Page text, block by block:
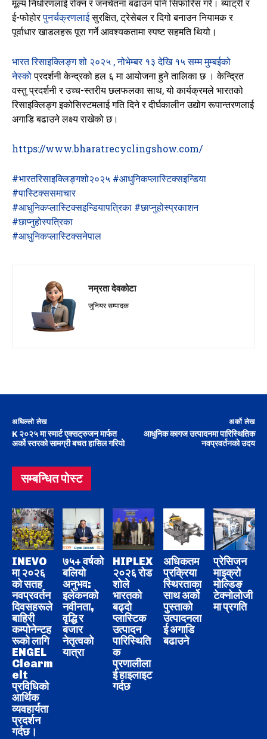
मूल्य निर्धारणलाई रोक्न र जनचेतना बढाउन पनि सिफारिस गरे। ब्याट्री र
ई-फोहोरपुनर्चक्रणलाईसुरक्षित, ट्रेसेबल र दिगो बनाउन नियामक र
पूर्वाधार खाडलहरू पूरा गर्ने आवश्यकतामा स्पष्ट सहमति थियो।
भारत रिसाइक्लिङ्ग शो २०२५ , नोभेम्बर १३ देखि १५ सम्म मुम्बईको
नेस्कोप्रदर्शनी केन्द्रको हल ६ मा आयोजना हुने तालिका छ । केन्द्रित
वस्तु प्रदर्शनी र उच्च-स्तरीय छलफलका साथ, यो कार्यक्रमले भारतको
रिसाइक्लिङ्ग इकोसिस्टमलाई गति दिने र दीर्घकालीन उद्योग रूपान्तरणलाई
अगाडि बढाउने लक्ष्य राखेको छ।
https://www.bharatrecyclingshow.com/
#भारतरिसाइक्लिङ्गशो२०२५ #आधुनिकप्लास्टिक्सइन्डिया
#पास्टिक्ससमाचार
#आधुनिकप्लास्टिक्सइन्डियापत्रिका #छाप्नुहोस्प्रकाशन
#छाप्नुहोस्पत्रिका
#आधुनिकप्लास्टिक्सनेपाल
नम्रता देवकोटा
जुनियर सम्पादक
अघिल्लो लेख
K २०२५ मा स्मार्ट एक्सट्रुजन मार्फत
अर्को स्तरको सामग्री बचत हासिल गरियो
अर्को लेख
आधुनिक कागज उत्पादनमा पारिस्थितिक
नवप्रवर्तनको उदय
सम्बन्धित पोस्ट
INEVO
मा २०२६
को सतह
नवप्रवर्तन
दिवसहरूले
बाहिरी
कम्पोनेन्टह
रूको लागि
ENGEL
Clearm
elt
प्रविधिको
आर्थिक
व्यवहार्यता
प्रदर्शन
गर्दछ।
७५+ वर्षको
बलियो
अनुभव:
इलेकनको
नवीनता,
वृद्धि र
बजार
नेतृत्वको
यात्रा
HIPLEX
२०२६ रोड
शोले
भारतको
बढ्दो
प्लास्टिक
उत्पादन
पारिस्थिति
क
प्रणालीला
ई हाइलाइट
गर्दछ
अधिकतम
प्रक्रिया
स्थिरताका
साथ अर्को
पुस्ताको
उत्पादनला
ई अगाडि
बढाउने
प्रेसिजन
माइक्रो
मोल्डिङ
टेक्नोलोजी
मा प्रगति